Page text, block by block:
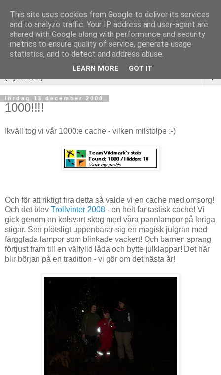
▼
lördag 13 december 2008
1000!!!!
Ikväll tog vi vår 1000:e cache - vilken milstolpe :-)
Och för att riktigt fira detta så valde vi en cache med omsorg!
Och det blev Trollvinter 2008 - en helt fantastisk cache! Vi
gick genom en kolsvart skog med våra pannlampor på leriga
stigar. Sen plötsligt uppenbarar sig en magisk julgran med
färgglada lampor som blinkade vackert! Och barnen sprang
förtjust fram till en välfylld låda och bytte julklappar! Det här
blir början på en tradition - vi gör om det nästa år!
This site uses cookies from Google to deliver its services
and to analyze traffic. Your IP address and user-agent are
shared with Google along with performance and security
metrics to ensure quality of service, generate usage
statistics, and to detect and address abuse.
LEARN MORE GOT IT